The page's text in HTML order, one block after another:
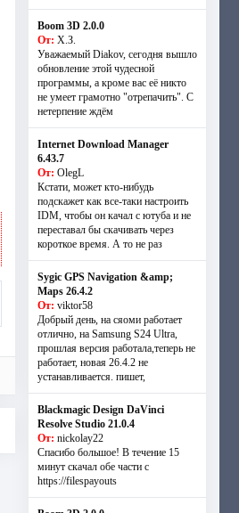
Boom 3D 2.0.0
От: Х.З.
Уважаемый Diakov, сегодня вышло
обновление этой чудесной
программы, а кроме вас её никто
не умеет грамотно "отрепачить". С
нетерпение ждём
Internet Download Manager
6.43.7
От: OlegL
Кстати, может кто-нибудь
подскажет как все-таки настроить
IDM, чтобы он качал с ютуба и не
переставал бы скачивать через
короткое время. А то не раз
Sygic GPS Navigation &amp;
Maps 26.4.2
От: viktor58
Добрый день, на сяоми работает
отлично, на Samsung S24 Ultra,
прошлая версия работала,теперь не
работает, новая 26.4.2 не
устанавливается. пишет,
Blackmagic Design DaVinci
Resolve Studio 21.0.4
От: nickolay22
Спасибо большое! В течение 15
минут скачал обе части с
https://filespayouts